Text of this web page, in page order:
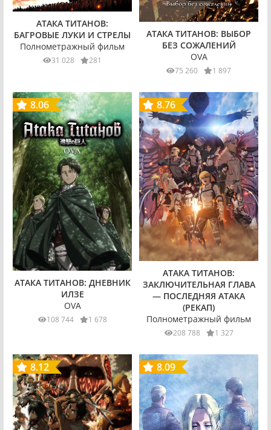
АТАКА ТИТАНОВ:
БАГРОВЫЕ ЛУКИ И СТРЕЛЫ
Полнометражный фильм
31 028 281
АТАКА ТИТАНОВ: ВЫБОР
БЕЗ СОЖАЛЕНИЙ
OVA
75 260 1 897
8.06
АТАКА ТИТАНОВ: ДНЕВНИК
ИЛЗЕ
OVA
108 744 1 678
8.76
АТАКА ТИТАНОВ:
ЗАКЛЮЧИТЕЛЬНАЯ ГЛАВА
— ПОСЛЕДНЯЯ АТАКА
(РЕКАП)
Полнометражный фильм
208 788 1 327
8.12 8.09